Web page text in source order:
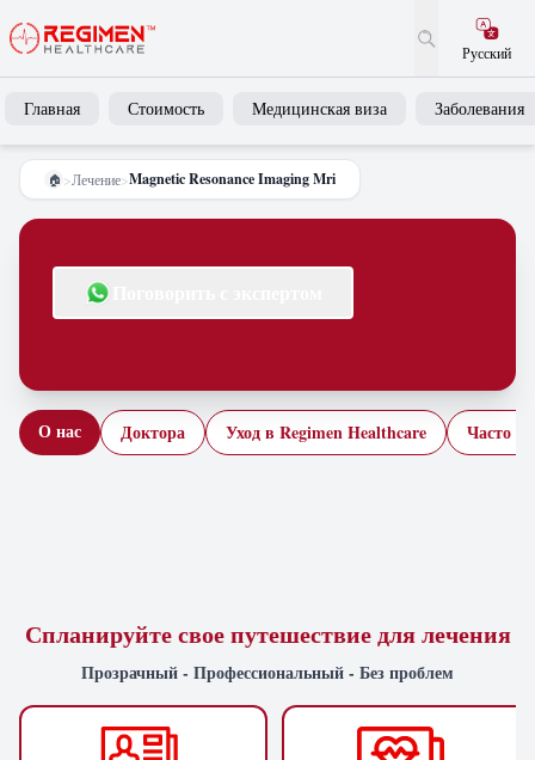
Русский
Главная Стоимость Медицинская виза Заболевания
🏠 >Лечение>Magnetic Resonance Imaging Mri
О нас Доктора Уход в Regimen Healthcare Часто
Спланируйте свое путешествие для лечения
Прозрачный - Профессиональный - Без проблем